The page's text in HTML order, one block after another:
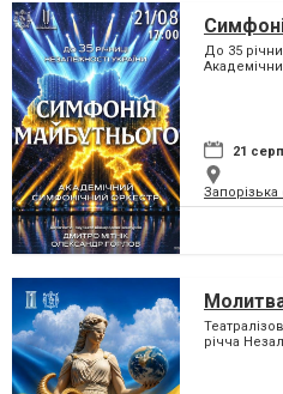
До 35
21
річча